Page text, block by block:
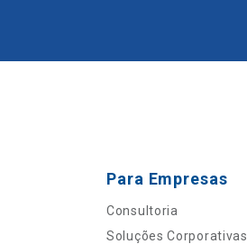
Para Empresas
Consultoria
Soluções Corporativas